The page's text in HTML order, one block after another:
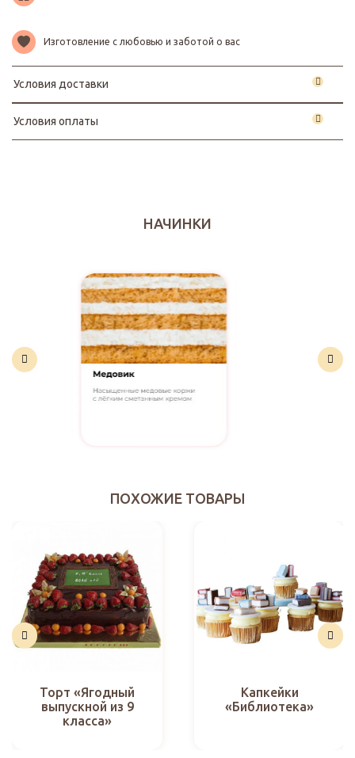
Изготовление с любовью и заботой о вас
Условия доставки
Условия оплаты
НАЧИНКИ
ПОХОЖИЕ ТОВАРЫ
Торт «Ягодный
выпускной из 9
класса»
Капкейки
«Библиотека»